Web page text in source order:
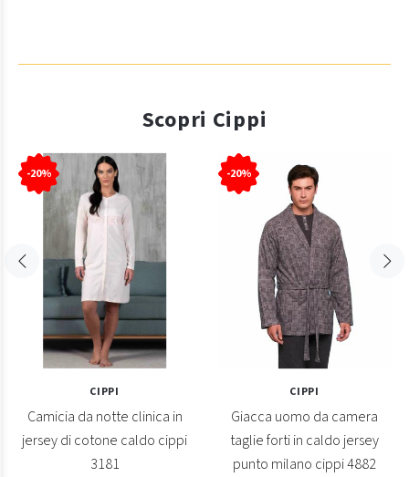
Scopri Cippi
-20%
CIPPI
Camicia da notte clinica in
jersey di cotone caldo cippi
3181
-20%
CIPPI
Giacca uomo da camera
taglie forti in caldo jersey
punto milano cippi 4882